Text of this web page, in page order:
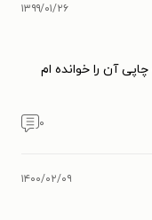
۱۳۹۹/۰۱/۲۶
آن را خوانده ام
۰
۱۴۰۰/۰۲/۰۹